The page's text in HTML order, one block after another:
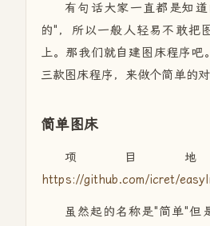
有句话大家一直都是知
的"，所以一般人轻易不敢把
上。那我们就自建图床程序吧
三款图床程序，来做个简单的对
简单图床
项目
https://github.com/icret/
虽然起的名称是"简单"但